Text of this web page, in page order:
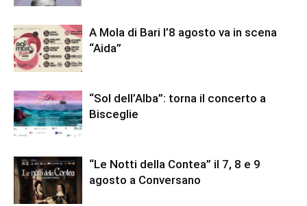
A Mola di Bari l’8 agosto va in scena
“Aida”
“Sol dell’Alba”: torna il concerto a
Bisceglie
“Le Notti della Contea” il 7, 8 e 9
agosto a Conversano